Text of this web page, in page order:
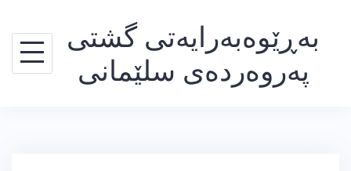
بەڕێوەبەرایەتی گشتی
پەروەردەی سلێمانی